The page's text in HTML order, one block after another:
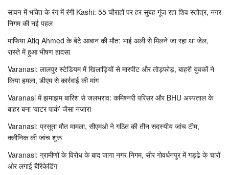
सावन में भक्ति के रंग में रंगी Kashi: 55 चौराहों पर हर सुबह गूंज रहा शिव स्तोत्र, नगर
निगम की नई पहल
माफिया Atiq Ahmed के बेटे आबान की मौत: भाई अली से मिलने जा रहा था जेल,
रास्ते में हुआ भीषण हादसा
Varanasi: लालपुर स्टेडियम में खिलाड़ियों से मारपीट और तोड़फोड़, बाहरी युवकों ने
किया हमला, डीएम से कार्रवाई की मांग
Varanasi में झमाझम बारिश से जलभराव: कमिश्नरी परिसर और BHU अस्पताल के
बाहर बना ‘वाटर पार्क’ जैसा नजारा
Varanasi: प्रसूता मौत मामला, सीएमओ ने गठित की तीन सदस्यीय जांच टीम,
क्लीनिक की जांच शुरू
Varanasi: ग्रामीणों के विरोध के बाद जागा नगर निगम, सीर गोवर्धनपुर में गड्ढे के चारों
ओर लगाई बैरिकेडिंग